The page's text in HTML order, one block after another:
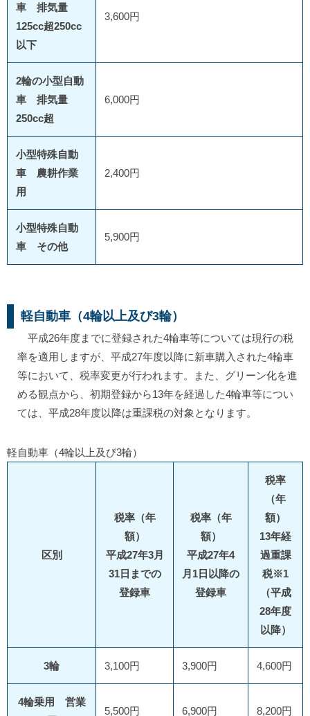
車 排気量
125cc超250cc
以下
3,600円
2輪の小型自動
車 排気量
250cc超
6,000円
小型特殊自動
車 農耕作業
用
2,400円
小型特殊自動
車 その他
5,900円
軽自動車（4輪以上及び3輪）
平成26年度までに登録された4輪車等については現行の税
率を適用しますが、平成27年度以降に新車購入された4輪車
等において、税率変更が行われます。また、グリーン化を進
める観点から、初期登録から13年を経過した4輪車等につい
ては、平成28年度以降は重課税の対象となります。
軽自動車（4輪以上及び3輪）
区別
税率（年
額）
平成27年3月
31日までの
登録車
税率（年
額）
平成27年4
月1日以降の
登録車
税率
（年
額）
13年経
過重課
税※1
（平成
28年度
以降）
3輪 3,100円 3,900円 4,600円
4輪乗用 営業
5,500円 6,900円 8,200円